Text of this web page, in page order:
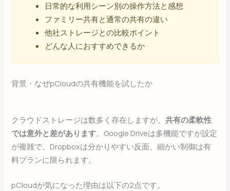
日常的な利用シーン別の操作方法と感想
ファミリー共有と通常の共有の違い
他社ストレージとの比較ポイント
どんな人におすすめできるか
背景・なぜpCloudの共有機能を試したか
クラウドストレージは数多く存在しますが、共有の柔軟性
では意外と差があります。Google Driveは多機能ですが設定
が複雑で、Dropboxは分かりやすい反面、細かい制御は有
料プランに限られます。
pCloudが気になった理由は以下の2点です。